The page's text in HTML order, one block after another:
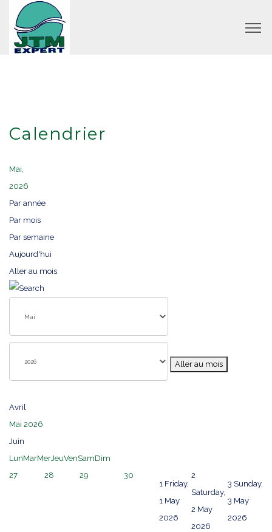
Calendrier
Mai,
2026
Par année
Par mois
Par semaine
Aujourd'hui
Aller au mois
Aller au mois
Avril
Mai 2026
Juin
LunMarMerJeuVenSamDim
27
28 29
30
1 Friday,
1 May
2026
2
Saturday,
2 May
2026
3 Sunday,
3 May
2026